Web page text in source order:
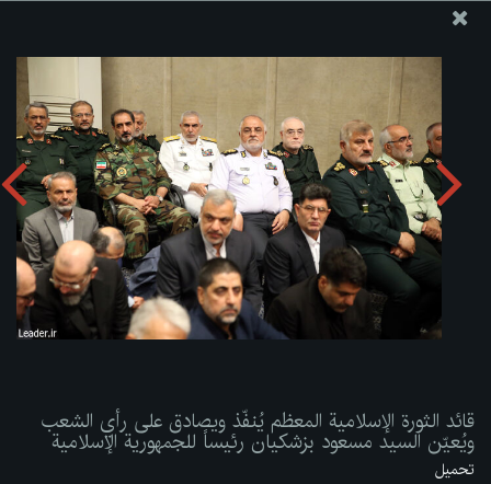
قائد الثورة الإسلامية المعظم يُنفّذ ويصادق على رأي الشعب
ويُعيّن السيد مسعود بزشكيان رئيساً للجمهورية الإسلامية
تحميل الألبوم:zip
قائد الثورة الإسلامية المعظم يُنفّذ ويصادق على رأي الشعب
ويُعيّن السيد مسعود بزشكيان رئيساً للجمهورية الإسلامية
تحميل